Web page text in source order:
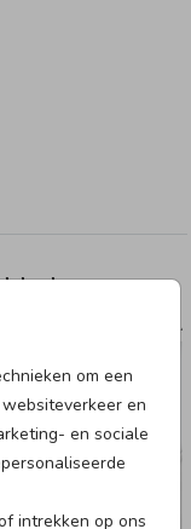
om een
en
en sociale
intrekken op ons
leuk